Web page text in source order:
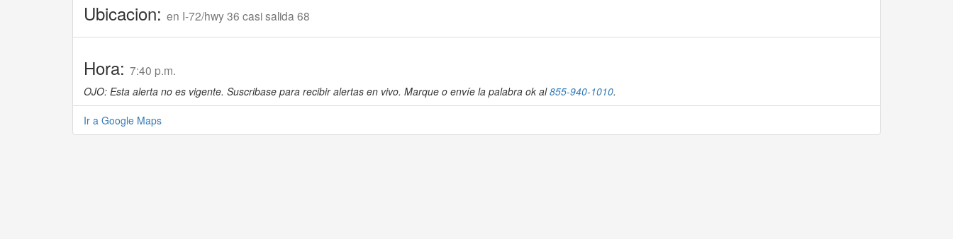
Ubicacion: en I-72/hwy 36 casi salida 68
Hora: 7:40 p.m.
OJO: Esta alerta no es vigente. Suscribase para recibir alertas en vivo. Marque o envíe la palabra ok al855-940-1010.
Ir a Google Maps